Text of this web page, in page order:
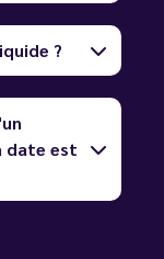
?
date est